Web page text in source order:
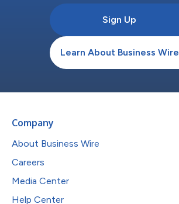
Sign Up
Learn About Business Wire
Company
About Business Wire
Careers
Media Center
Help Center